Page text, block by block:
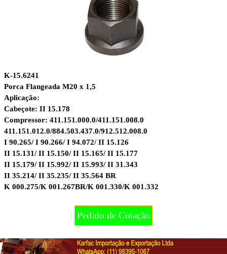
K-15.6241
Porca Flangeada M20 x 1,5
Aplicação:
Cabeçote: II 15.178
Compressor: 411.151.000.0/411.151.008.0
411.151.012.0/884.503.437.0/912.512.008.0
I 90.265/ I 90.266/ I 94.072/ II 15.126
II 15.131/ II 15.150/ II 15.165/ II 15.177
II 15.179/ II 15.992/ II 15.993/ II 31.343
II 35.214/ II 35.235/ II 35.564 BR
K 000.275/K 001.267BR/K 001.330/K 001.332
Pedido de Cotação